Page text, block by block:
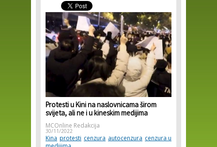
Protesti u Kini na naslovnicama širom
svijeta, ali ne i u kineskim medijima
MCOnline Redakcija
30/11/2022
Kina protesti cenzura autocenzura cenzura u